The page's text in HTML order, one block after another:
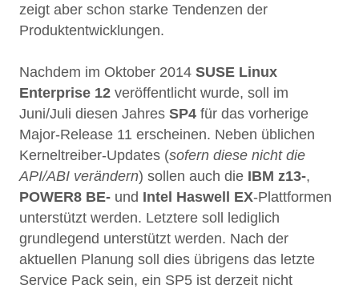
zeigt aber schon starke Tendenzen der
Produktentwicklungen.
Nachdem im Oktober 2014 SUSE Linux
Enterprise 12 veröffentlicht wurde, soll im
Juni/Juli diesen Jahres SP4 für das vorherige
Major-Release 11 erscheinen. Neben üblichen
Kerneltreiber-Updates (sofern diese nicht die
API/ABI verändern) sollen auch die IBM z13-,
POWER8 BE- und Intel Haswell EX-Plattformen
unterstützt werden. Letztere soll lediglich
grundlegend unterstützt werden. Nach der
aktuellen Planung soll dies übrigens das letzte
Service Pack sein, ein SP5 ist derzeit nicht